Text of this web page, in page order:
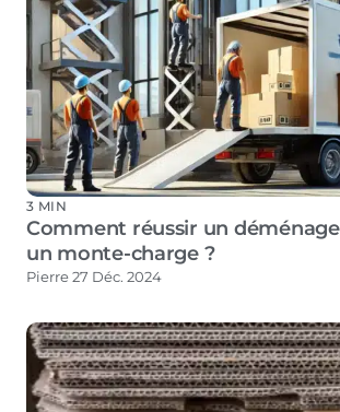
3 MIN
Comment réussir un
un monte-charge ?
Pierre27 Déc. 2024